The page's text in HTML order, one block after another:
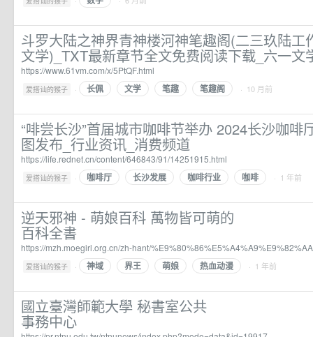
斗罗大陆之神界青神楼河神笔趣阁(二三玖陆工
文学)_TXT最新章节全文免费阅读下载_六一文
https://www.61vm.com/x/5PtQF.html
爱搭讪的猴子 · 长佩 文学 笔趣 笔趣阁 · 10 月前
“啡尝长沙”首届城市咖啡节举办 2024长沙咖啡
图发布_行业资讯_消费频道
https://life.rednet.cn/content/646843/91/14251915.html
爱搭讪的猴子 · 咖啡厅 长沙发展 咖啡行业 咖啡 · 1 年前
逆天邪神 - 萌娘百科 萬物皆可萌的
百科全書
https://mzh.moegirl.org.cn/zh-hant/
爱搭讪的猴子 · 神域 界王 萌娘 热血动漫 · 1 年前
國立臺灣師範大學 秘書室公共
事務中心